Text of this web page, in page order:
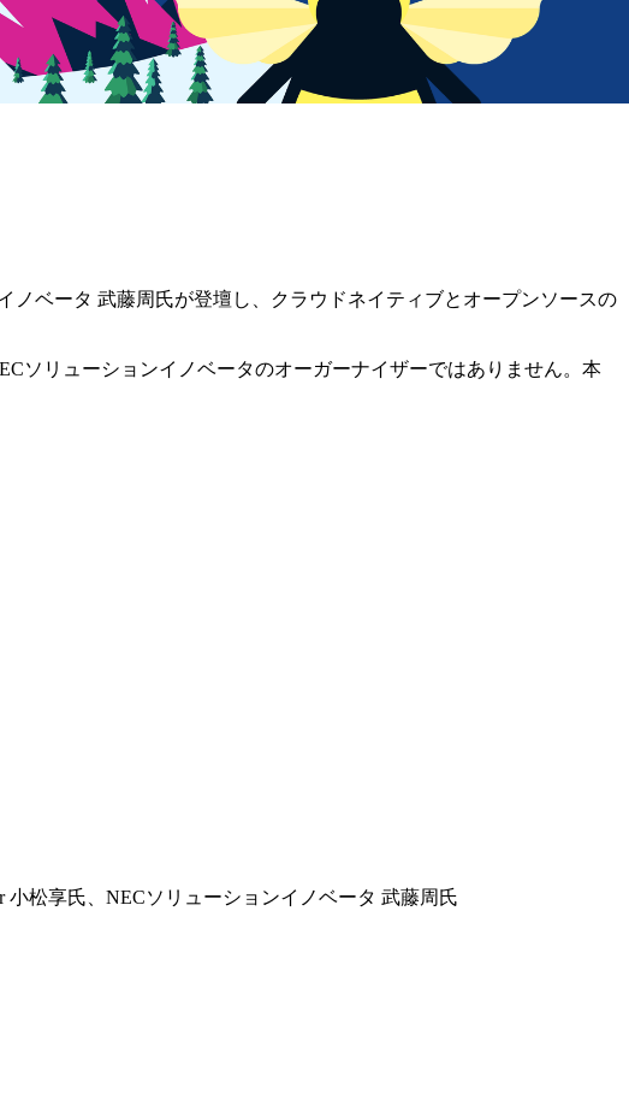
ノベータ 武藤周氏が登壇し、クラウドネイティブとオープンソースの
ソリューションイノベータのオーガーナイザーではありません。本
小松享氏、NECソリューションイノベータ 武藤周氏